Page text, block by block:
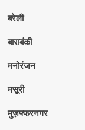
बरेली
बाराबंकी
मनोरंजन
मसूरी
मुज़फ्फरनगर